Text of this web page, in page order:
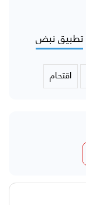
تطبيق نبض
اقتحام